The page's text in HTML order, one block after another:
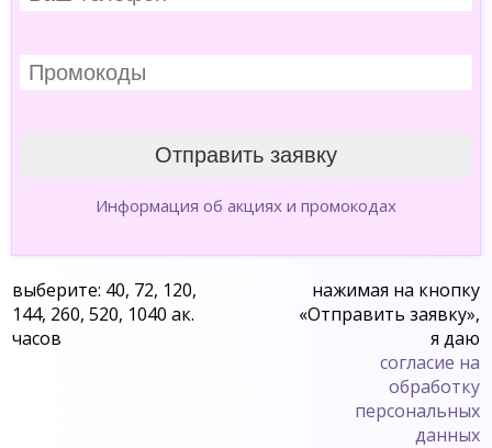
Информация об акциях и промокодах
выберите: 40, 72, 120,
144, 260, 520, 1040 ак.
часов
нажимая на кнопку
«Отправить заявку»,
я даю
согласие на
обработку
персональных
данных